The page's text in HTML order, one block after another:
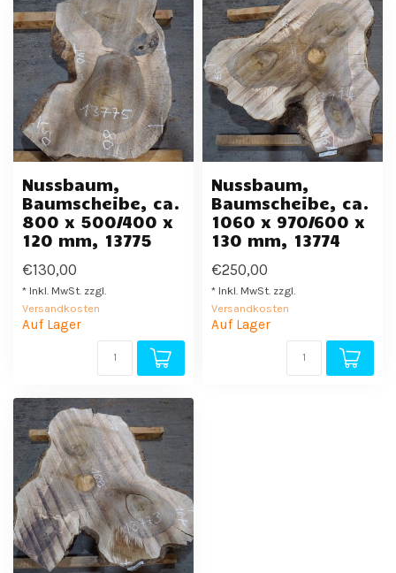
Nussbaum,
Baumscheibe, ca.
800 x 500/400 x
120 mm, 13775
€130,00
* Inkl. MwSt. zzgl.
Versandkosten
Auf Lager
Nussbaum,
Baumscheibe, ca.
1060 x 970/600 x
130 mm, 13774
€250,00
* Inkl. MwSt. zzgl.
Versandkosten
Auf Lager